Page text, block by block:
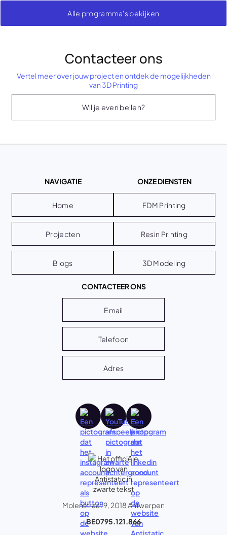
Alle programma's bekijken
Contacteer ons
Vertel meer over jouw project en ontdek de mogelijkheden
van 3D Printing
Wil je even bellen?
NAVIGATIE
Home
Projecten
Blogs
ONZE DIENSTEN
FDM Printing
Resin Printing
3D Modeling
CONTACTEER ONS
Email
Telefoon
Adres
Molenstraat 9, 2018 Antwerpen
BE0795.121.866